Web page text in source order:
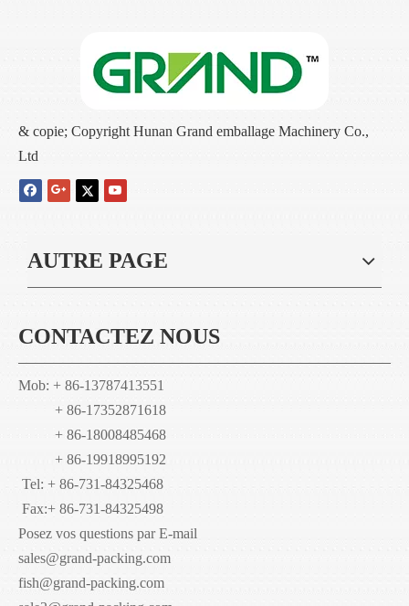
& copie; Copyright Hunan Grand emballage Machinery Co.,
Ltd
AUTRE PAGE
CONTACTEZ NOUS
Mob: + 86-13787413551
+ 86-17352871618
+ 86-18008485468
+ 86-19918995192
Tel: + 86-731-84325468
Fax:+ 86-731-84325498
Posez vos questions par E-mail
sales@grand-packing.com
fish@grand-packing.com